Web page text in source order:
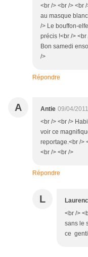
<br /> <br /> <br
au masque
/> Le bouffon-
précis !<br />
Bon samedi
/>
Répondre
A Antie 09/04/
<br /> <br />
voir ce
reportage.<br />
<br /> <br />
Répondre
L
<br />
sans le
ce